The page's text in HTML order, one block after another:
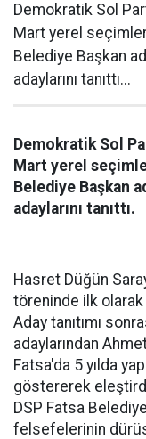
Demokratik Sol
Mart yerel
Belediye Başkan
adaylarını tanıttı...
Demokratik Sol
Mart yerel
Belediye Başkan
adaylarını tanıttı.
Hasret Düğün
töreninde ilk olarak
Aday tanıtımı
adaylarından
Fatsa'da 5 yılda
göstererek
DSP Fatsa
felsefelerinin